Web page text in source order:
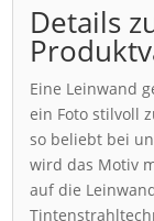
Details
Eine Leinwand
ein Foto stilvoll
so beliebt bei
wird das Motiv
auf die